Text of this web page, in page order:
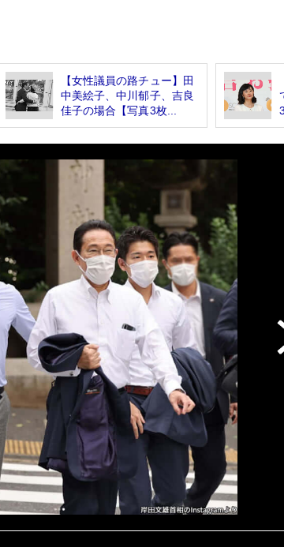
【女性議員の路チュー】田
中美絵子、中川郁子、吉良
佳子の場合【写真3枚...